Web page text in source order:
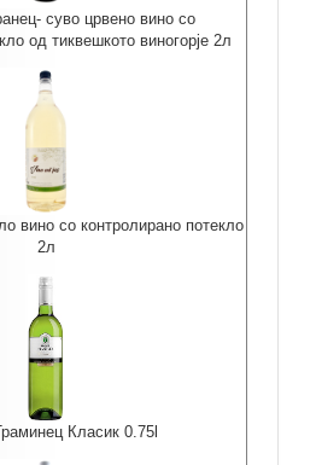
суво црвено вино со
од тиквешкото виногорје 2л
вино со контролирано потекло
2л
Класик 0.75l